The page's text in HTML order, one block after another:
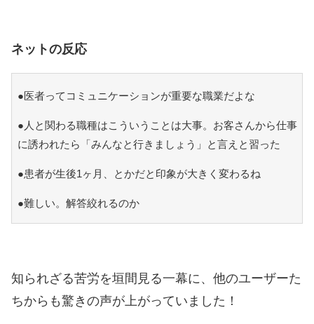
ネットの反応
●医者ってコミュニケーションが重要な職業だよな
●人と関わる職種はこういうことは大事。お客さんから仕事
に誘われたら「みんなと行きましょう」と言えと習った
●患者が生後1ヶ月、とかだと印象が大きく変わるね
●難しい。解答絞れるのか
知られざる苦労を垣間見る一幕に、他のユーザーた
ちからも驚きの声が上がっていました！